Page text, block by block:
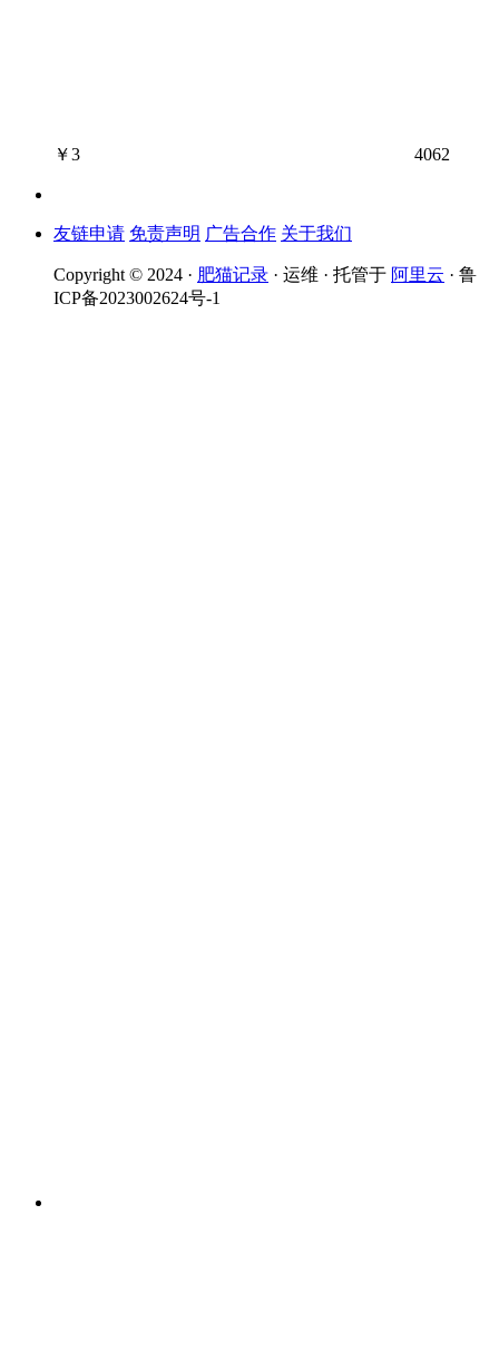
￥3 4062
友链申请 免责声明 广告合作 关于我们
Copyright © 2024 · 肥猫记录 · 运维 · 托管于 阿里云 · 鲁
ICP备2023002624号-1